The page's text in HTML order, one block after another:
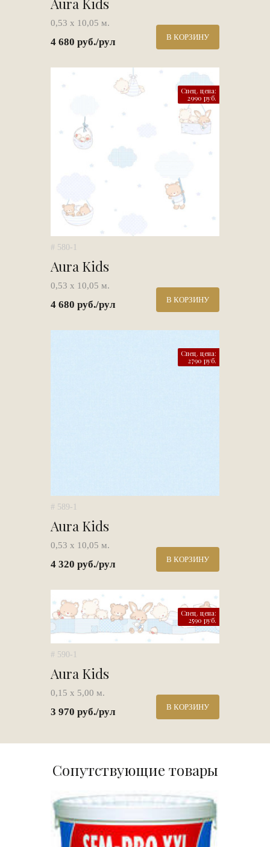
Aura Kids
0,53 х 10,05 м.
4 680 руб./рул В КОРЗИНУ
Спец. цена:
2990 руб.
# 580-1
Aura Kids
0,53 х 10,05 м.
4 680 руб./рул В КОРЗИНУ
Спец. цена:
2790 руб.
# 589-1
Aura Kids
0,53 х 10,05 м.
4 320 руб./рул В КОРЗИНУ
Спец. цена:
2590 руб.
# 590-1
Aura Kids
0,15 х 5,00 м.
3 970 руб./рул В КОРЗИНУ
Сопутствующие товары